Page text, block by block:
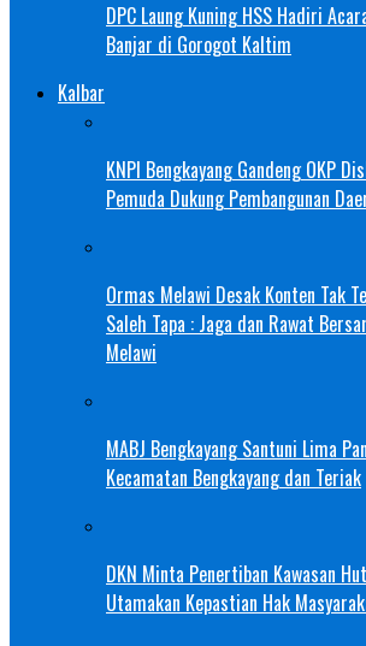
DPC Laung Kuning HSS Hadiri
Banjar di Gorogot Kaltim
Kalbar
KNPI Bengkayang Gandeng OKP
Pemuda Dukung Pembangunan
Ormas Melawi Desak Konten Tak
Saleh Tapa : Jaga dan Rawat
Melawi
MABJ Bengkayang Santuni Lima
Kecamatan Bengkayang dan Teriak
DKN Minta Penertiban Kawasan
Utamakan Kepastian Hak